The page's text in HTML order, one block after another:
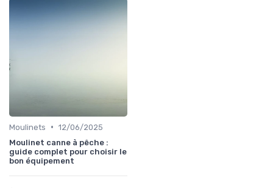
Moulinets • 12/06/2025
Moulinet canne à pêche :
guide complet pour choisir le
bon équipement